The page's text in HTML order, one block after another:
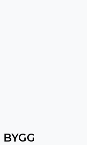
BYGG